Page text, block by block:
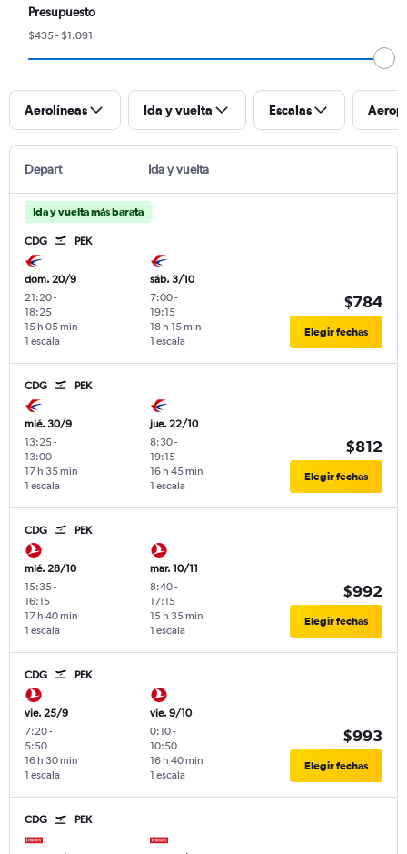
Presupuesto
$435 - $1.091
Aerolíneas Ida y vuelta Escalas
Depart Ida y vuelta
Ida y vuelta más barata
CDG PEK
dom. 20/9
21:20-
18:25
1 escala
15 h 05 min
sáb. 3/10
7:00-
19:15
1 escala
18 h 15 min
$784
Elegir fechas
CDG PEK
mié. 30/9
13:25-
13:00
1 escala
17 h 35 min
jue. 22/10
8:30-
19:15
1 escala
16 h 45 min
$812
Elegir fechas
CDG PEK
mié. 28/10
15:35-
16:15
1 escala
17 h 40 min
mar. 10/11
8:40-
17:15
1 escala
15 h 35 min
$992
Elegir fechas
CDG PEK
vie. 25/9
7:20-
5:50
1 escala
16 h 30 min
vie. 9/10
0:10-
10:50
1 escala
16 h 40 min
$993
Elegir fechas
CDG PEK